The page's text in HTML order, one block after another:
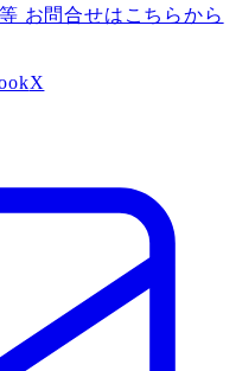
お問合せはこちらから
X